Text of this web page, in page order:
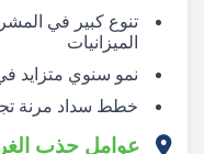
تنوع كبير في
الميزانيات
نمو سنوي متزايد
خطط سداد مرنة
عوامل جذب